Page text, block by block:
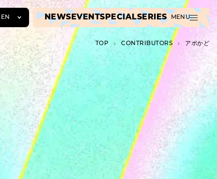
EN
EN
ZH
NEWS EVENTSPECIALSERIES MENU
TOP C­O­N­T­R­I­B­U­T­O­R­S アボかど